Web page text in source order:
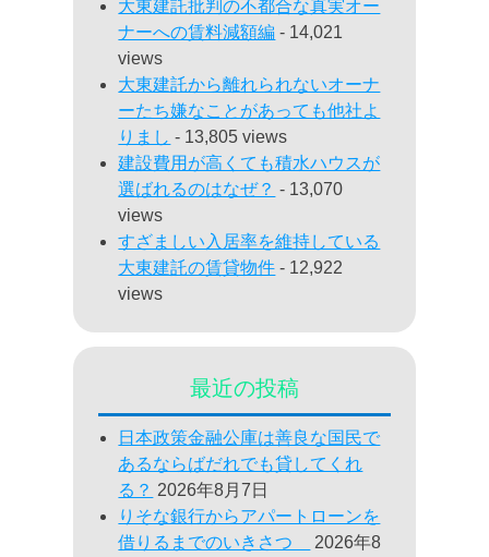
大東建託批判の不都合な真実オー
ナーへの賃料減額編 - 14,021
views
大東建託から離れられないオーナ
ーたち嫌なことがあっても他社よ
りまし - 13,805 views
建設費用が高くても積水ハウスが
選ばれるのはなぜ？ - 13,070
views
すざましい入居率を維持している
大東建託の賃貸物件 - 12,922
views
最近の投稿
日本政策金融公庫は善良な国民で
あるならばだれでも貸してくれ
る？ 2026年8月7日
りそな銀行からアパートローンを
借りるまでのいきさつ
2026年8